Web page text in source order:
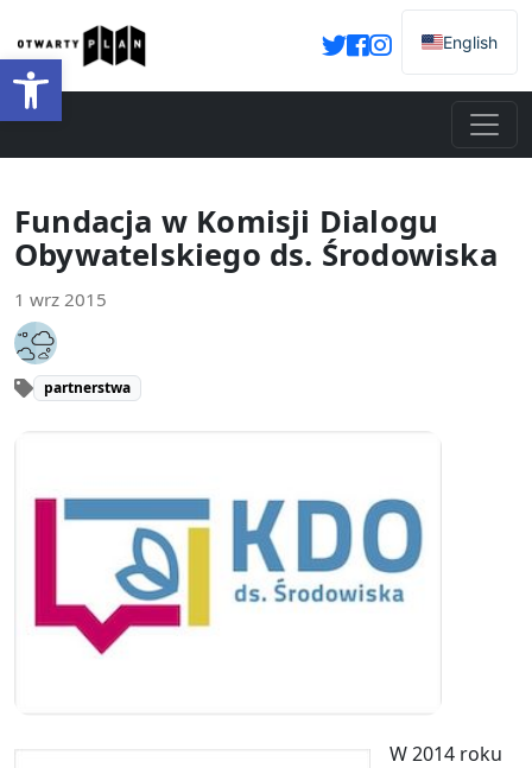
Otwórz pasek narzędzi
English
Fundacja w Komisji Dialogu
Obywatelskiego ds. Środowiska
1 wrz 2015
partnerstwa
W 2014 roku